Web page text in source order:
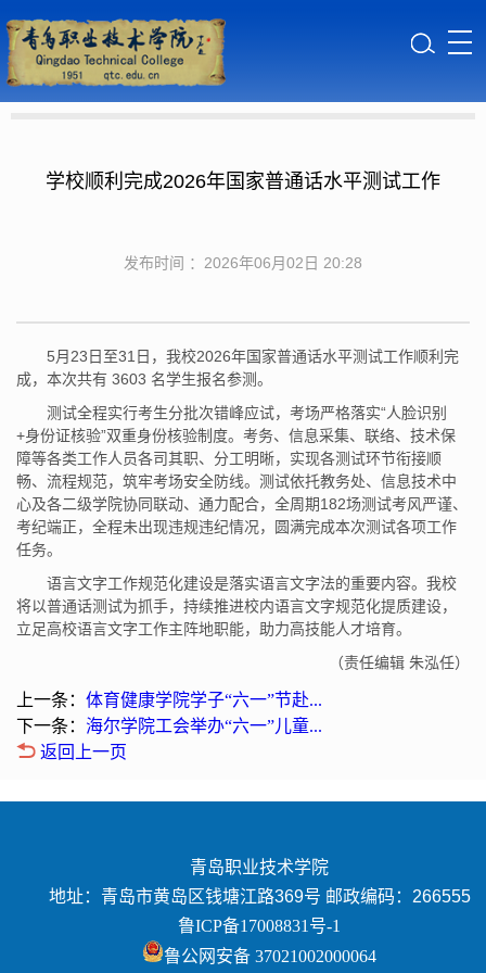
学校顺利完成2026年国家普通话水平测试工作
发布时间 ：2026年06月02日 20:28
5月23日至31日，我校2026年国家普通话水平测试工作顺利完
成，本次共有 3603 名学生报名参测。
测试全程实行考生分批次错峰应试，考场严格落实“人脸识别
+身份证核验”双重身份核验制度。考务、信息采集、联络、技术保
障等各类工作人员各司其职、分工明晰，实现各测试环节衔接顺
畅、流程规范，筑牢考场安全防线。测试依托教务处、信息技术中
心及各二级学院协同联动、通力配合，全周期182场测试考风严谨、
考纪端正，全程未出现违规违纪情况，圆满完成本次测试各项工作
任务。
语言文字工作规范化建设是落实语言文字法的重要内容。我校
将以普通话测试为抓手，持续推进校内语言文字规范化提质建设，
立足高校语言文字工作主阵地职能，助力高技能人才培育。
（责任编辑 朱泓任）
上一条： 体育健康学院学子“六一”节赴...
下一条： 海尔学院工会举办“六一”儿童...
返回上一页
青岛职业技术学院
地址：青岛市黄岛区钱塘江路369号 邮政编码：266555
鲁ICP备17008831号-1
鲁公网安备 37021002000064